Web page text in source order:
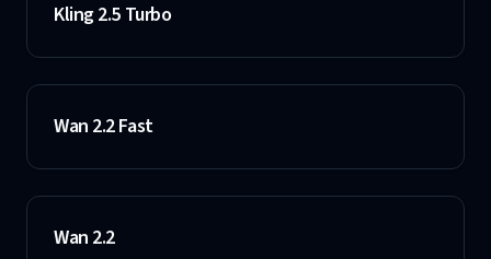
Kling 2.5 Turbo
Wan 2.2 Fast
Wan 2.2